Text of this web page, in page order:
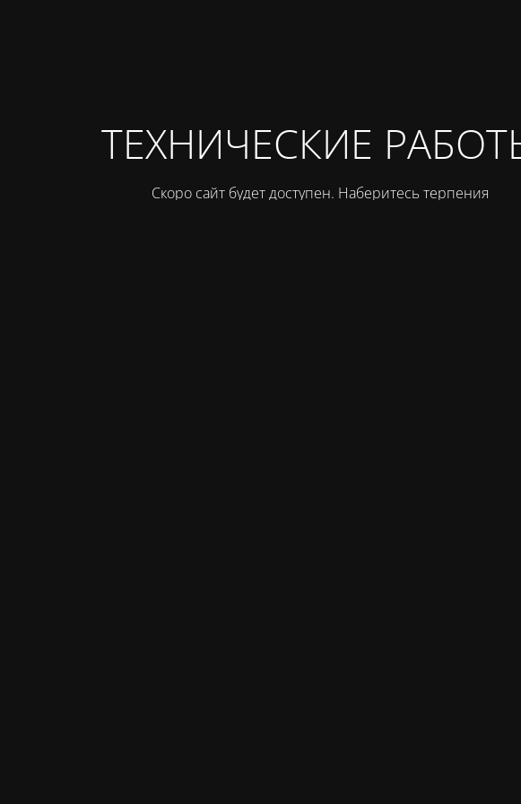
ТЕХНИЧЕСКИЕ
Скоро сайт будет доступен. Наберитесь терпения